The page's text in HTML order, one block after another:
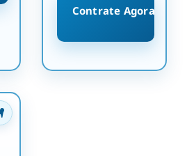
Contrate Agora